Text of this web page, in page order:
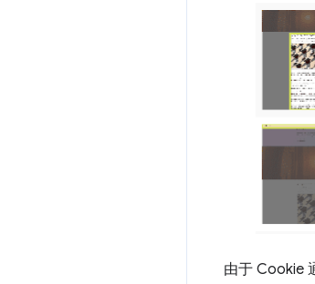
由于 Cookie